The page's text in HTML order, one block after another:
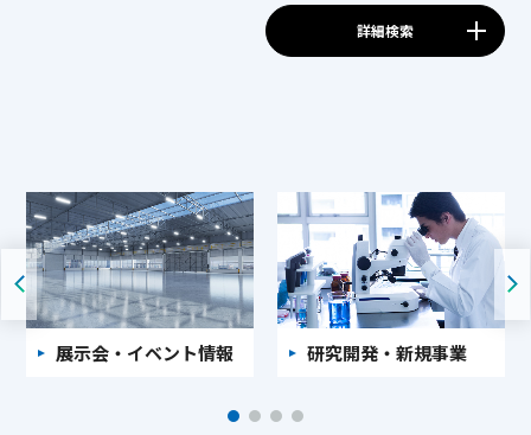
詳細検索
展示会・イベント情報 研究開発・新規事業